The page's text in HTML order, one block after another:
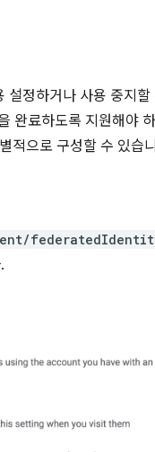
정하거나 사용 중지
완료하도록 지원해야
적으로 구성할 수 있습